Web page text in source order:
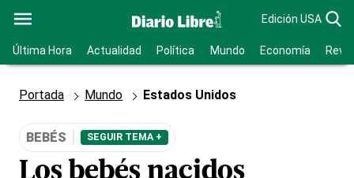
Edición USA
Última Hora Actualidad Política Mundo Economía
Portada Mundo Estados Unidos
BEBÉS SEGUIR TEMA +